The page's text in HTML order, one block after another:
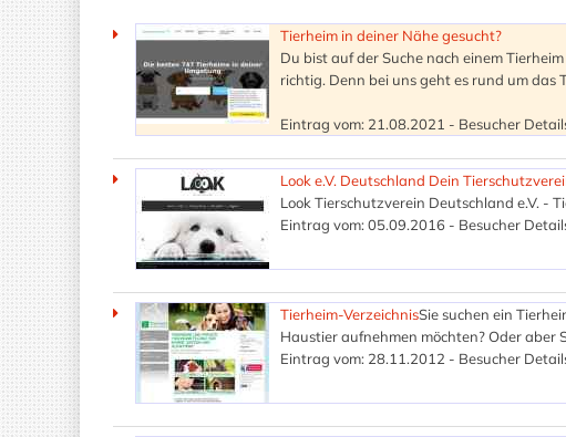
Tierheim in deiner Nähe gesucht?
Du bist auf der Suche nach einem
richtig. Denn bei uns geht es rund um das
Eintrag vom: 21.08.2021 - Besucher
Look e.V. Deutschland Dein
Look Tierschutzverein Deutschland e.V. -
Eintrag vom: 05.09.2016 - Besucher
Tierheim-VerzeichnisSie suchen ein
Haustier aufnehmen möchten? Oder aber
Eintrag vom: 28.11.2012 - Besucher